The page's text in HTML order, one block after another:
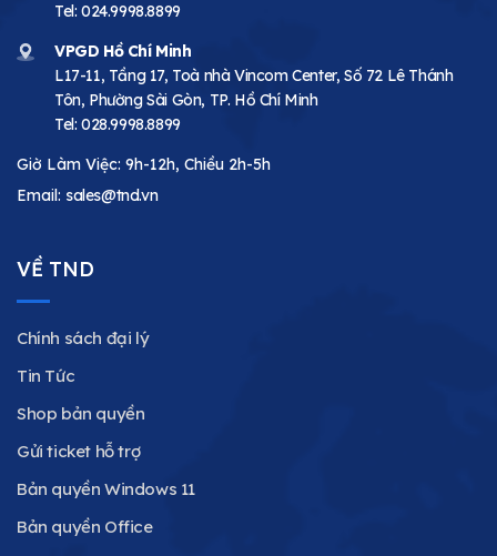
Tel: 024.9998.8899
VPGD Hồ Chí Minh
L17-11, Tầng 17, Toà nhà Vincom Center, Số 72 Lê Thánh
Tôn, Phường Sài Gòn, TP. Hồ Chí Minh
Tel: 028.9998.8899
Giờ Làm Việc: 9h-12h, Chiều 2h-5h
Email: sales@tnd.vn
VỀ TND
Chính sách đại lý
Tin Tức
Shop bản quyền
Gửi ticket hỗ trợ
Bản quyền Windows 11
Bản quyền Office